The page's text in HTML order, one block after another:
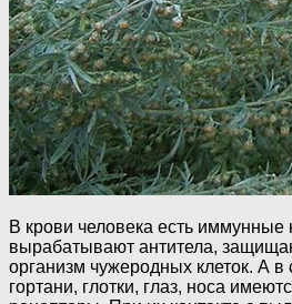
В крови человека есть иммунные
вырабатывают антитела,
организм чужеродных клеток. А в
гортани, глотки, глаз, носа